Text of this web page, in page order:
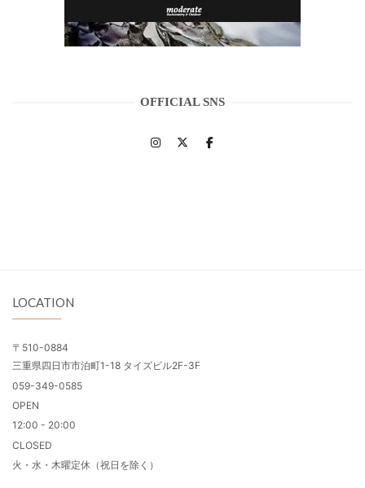
OFFICIAL SNS
LOCATION
〒510-0884
三重県四日市市泊町1-18 タイズビル2F-3F
059-349-0585
OPEN
12:00 - 20:00
CLOSED
火・水・木曜定休（祝日を除く）